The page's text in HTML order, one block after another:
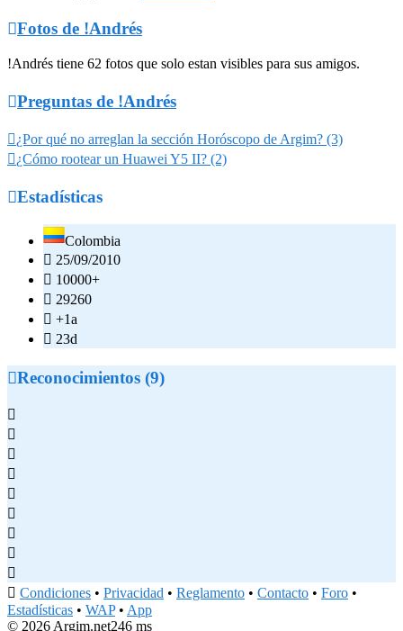
Fotos de !Andrés
!Andrés tiene 62 fotos que solo estan visibles para sus amigos.
Preguntas de !Andrés
¿Por qué no arreglan la sección Horóscopo de Argim? (3)
¿Cómo rootear un Huawei Y5 II? (2)
Estadísticas
Colombia
 25/09/2010
 10000+
 29260
 +1a
 23d
Reconocimientos (9)









 Condiciones • Privacidad • Reglamento • Contacto • Foro •
Estadísticas • WAP• App
© 2026 Argim.net246 ms